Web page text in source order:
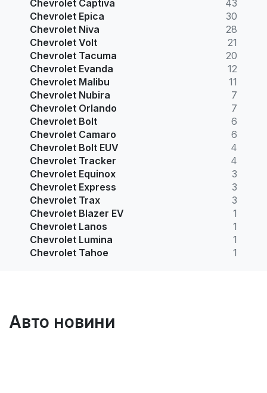
Chevrolet Captiva
43
Chevrolet Epica
30
Chevrolet Niva
28
Chevrolet Volt
21
Chevrolet Tacuma
20
Chevrolet Evanda
12
Chevrolet Malibu
11
Chevrolet Nubira
7
Chevrolet Orlando
7
Chevrolet Bolt
6
Chevrolet Camaro
6
Chevrolet Bolt EUV
4
Chevrolet Tracker
4
Chevrolet Equinox
3
Chevrolet Express
3
Chevrolet Trax
3
Chevrolet Blazer EV
1
Chevrolet Lanos
1
Chevrolet Lumina
1
Chevrolet Tahoe
1
Авто новини